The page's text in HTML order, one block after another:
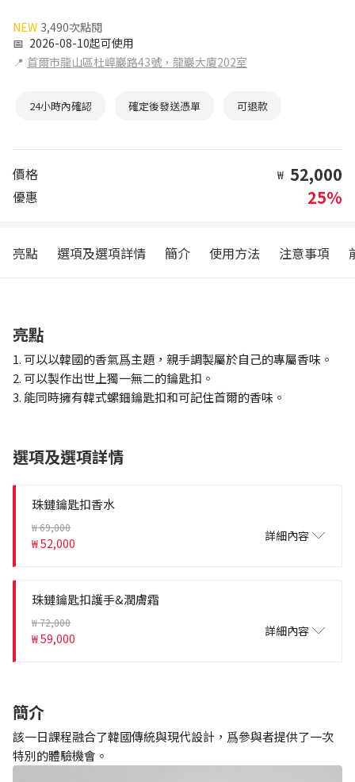
NEW 3,490次點閱
📅 2026-08-10起可使用
📍 首爾市龍山區杜嶂巖路43號，龍巖大廈202室
24小時內確認 確定後發送憑單 可退款
價格 ₩ 52,000
優惠 25%
亮點 選項及選項詳情 簡介 使用方法 注意事項
亮點
1. 可以以韓國的香氣爲主題，親手調製屬於自己的專屬香味。
2. 可以製作出世上獨一無二的鑰匙扣。
3. 能同時擁有韓式螺鈿鑰匙扣和可記住首爾的香味。
選項及選項詳情
珠鏈鑰匙扣香水
₩ 69,000
₩ 52,000 詳細內容
珠鏈鑰匙扣護手&潤膚霜
₩ 72,000
₩ 59,000 詳細內容
簡介
該一日課程融合了韓國傳統與現代設計，爲參與者提供了一次
特別的體驗機會。